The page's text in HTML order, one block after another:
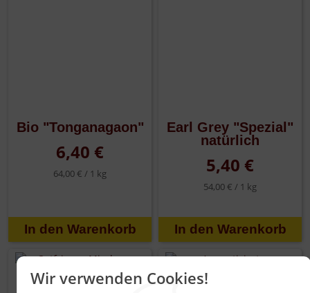
Wir verwenden Cookies!
Bio "Tonganagaon"
6,40 €
64,00 € / 1 kg
Earl Grey "Spezial"
natürlich
5,40 €
54,00 € / 1 kg